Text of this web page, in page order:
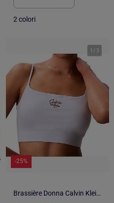
2 colori
1 / 3
-25%
Brassière Donna Calvin Klein Jeans Senza Fodera